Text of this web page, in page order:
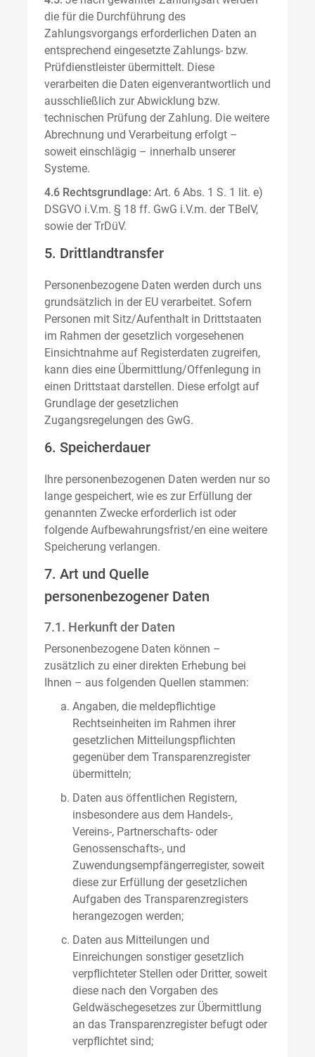
die für die Durchführung des
Zahlungsvorgangs erforderlichen Daten an
entsprechend eingesetzte Zahlungs- bzw.
Prüfdienstleister übermittelt. Diese
verarbeiten die Daten eigenverantwortlich und
ausschließlich zur Abwicklung bzw.
technischen Prüfung der Zahlung. Die weitere
Abrechnung und Verarbeitung erfolgt –
soweit einschlägig – innerhalb unserer
Systeme.
4.6 Rechtsgrundlage: Art. 6 Abs. 1 S. 1 lit. e)
DSGVO i.V.m. § 18 ff. GwG i.V.m. der TBelV,
sowie der TrDüV.
5. Drittlandtransfer
Personenbezogene Daten werden durch uns
grundsätzlich in der EU verarbeitet. Sofern
Personen mit Sitz/Aufenthalt in Drittstaaten
im Rahmen der gesetzlich vorgesehenen
Einsichtnahme auf Registerdaten zugreifen,
kann dies eine Übermittlung/Offenlegung in
einen Drittstaat darstellen. Diese erfolgt auf
Grundlage der gesetzlichen
Zugangsregelungen des GwG.
6. Speicherdauer
Ihre personenbezogenen Daten werden nur so
lange gespeichert, wie es zur Erfüllung der
genannten Zwecke erforderlich ist oder
folgende Aufbewahrungsfrist/en eine weitere
Speicherung verlangen.
7. Art und Quelle
personenbezogener Daten
7.1. Herkunft der Daten
Personenbezogene Daten können –
zusätzlich zu einer direkten Erhebung bei
Ihnen – aus folgenden Quellen stammen:
Angaben, die meldepflichtige
Rechtseinheiten im Rahmen ihrer
gesetzlichen Mitteilungspflichten
gegenüber dem Transparenzregister
übermitteln;
Daten aus öffentlichen Registern,
insbesondere aus dem Handels-,
Vereins-, Partnerschafts- oder
Genossenschafts-, und
Zuwendungsempfängerregister, soweit
diese zur Erfüllung der gesetzlichen
Aufgaben des Transparenzregisters
herangezogen werden;
Daten aus Mitteilungen und
Einreichungen sonstiger gesetzlich
verpflichteter Stellen oder Dritter, soweit
diese nach den Vorgaben des
Geldwäschegesetzes zur Übermittlung
an das Transparenzregister befugt oder
verpflichtet sind;